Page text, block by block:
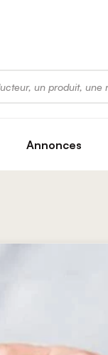
Annonces